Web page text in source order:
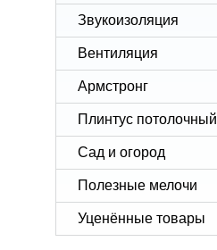
Звукоизоляция
Вентиляция
Армстронг
Плинтус потолочный
Сад и огород
Полезные мелочи
Уценённые товары